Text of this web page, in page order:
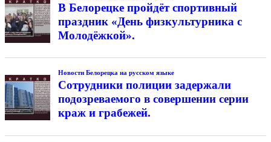
В Белорецке пройдёт спортивный
праздник «День физкультурника с
Молодёжкой».
Новости Белорецка на русском языке
Сотрудники полиции задержали
подозреваемого в совершении серии
краж и грабежей.